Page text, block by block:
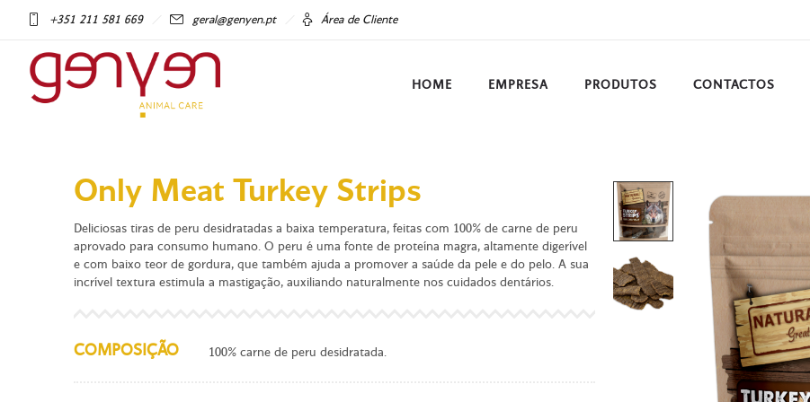
+351 211 581 669 geral@genyen.pt Área de Cliente
HOME EMPRESA PRODUTOS CONTACTOS
Only Meat Turkey Strips
Deliciosas tiras de peru desidratadas a baixa temperatura, feitas com 100% de carne de peru
aprovado para consumo humano. O peru é uma fonte de proteína magra, altamente digerível
e com baixo teor de gordura, que também ajuda a promover a saúde da pele e do pelo. A sua
incrível textura estimula a mastigação, auxiliando naturalmente nos cuidados dentários.
COMPOSIÇÃO 100% carne de peru desidratada.